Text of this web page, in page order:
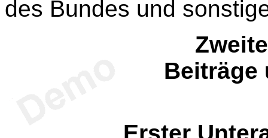
des Bundes und
Beiträge
Erster